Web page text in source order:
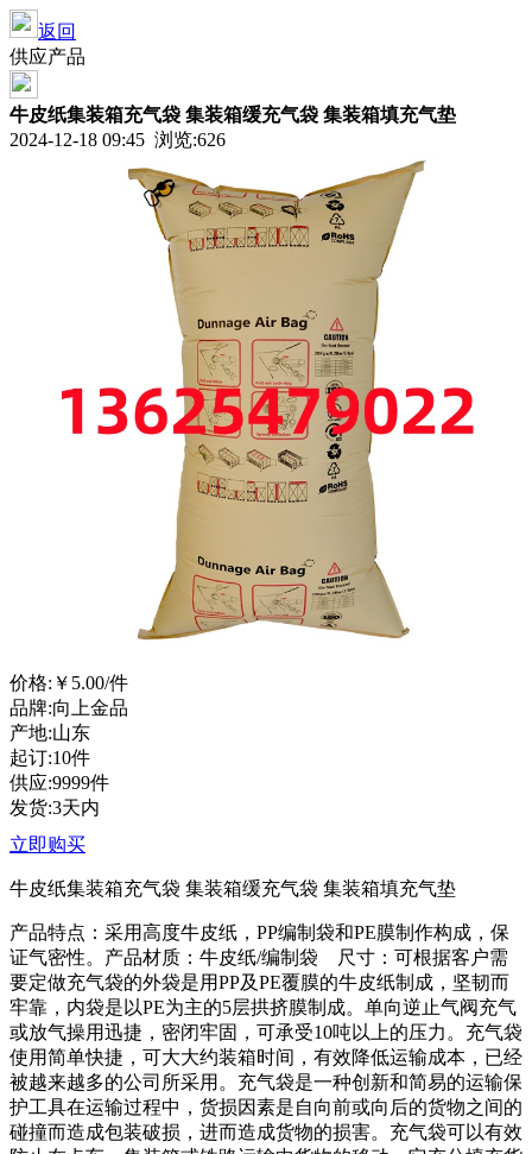
返回
供应产品
牛皮纸集装箱充气袋 集装箱缓充气袋 集装箱填充气垫
2024-12-18 09:45 浏览:626
价格: ￥5.00/件
品牌:向上金品
产地:山东
起订:10件
供应:9999件
发货:3天内
立即购买
牛皮纸集装箱充气袋 集装箱缓充气袋 集装箱填充气垫
产品特点：采用高度牛皮纸，PP编制袋和PE膜制作构成，保
证气密性。产品材质：牛皮纸/编制袋 尺寸：可根据客户需
要定做充气袋的外袋是用PP及PE覆膜的牛皮纸制成，坚韧而
牢靠，内袋是以PE为主的5层拱挤膜制成。单向逆止气阀充气
或放气操用迅捷，密闭牢固，可承受10吨以上的压力。 充气袋
使用简单快捷，可大大约装箱时间，有效降低运输成本，已经
被越来越多的公司所采用。充气袋是一种创新和简易的运输保
护工具在运输过程中，货损因素是自向前或向后的货物之间的
碰撞而造成包装破损，进而造成货物的损害。充气袋可以有效